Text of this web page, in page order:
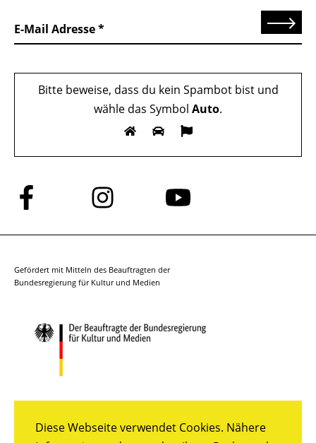
Diese Webseite verwendet Cookies. Nähere
E-Mail Adresse Senden
Bitte beweise, dass du kein Spambot bist und
wähle das Symbol Auto.
Folge
uns
auf
Folge
uns
auf
Folge
auf
Gefördert mit Mitteln des Beauftragten der
Bundesregierung für Kultur und Medien